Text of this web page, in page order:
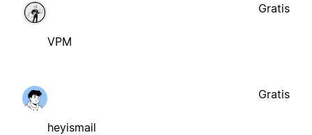
VPM
Gratis
heyismail
Gratis